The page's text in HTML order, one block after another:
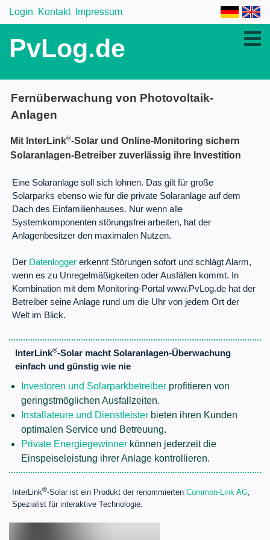
Login Kontakt Impressum
PvLog.de
Fernüberwachung von Photovoltaik-
Anlagen
Mit InterLink®-Solar und Online-Monitoring sichern
Solaranlagen-Betreiber zuverlässig ihre Investition
Eine Solaranlage soll sich lohnen. Das gilt für große
Solarparks ebenso wie für die private Solaranlage auf dem
Dach des Einfamilienhauses. Nur wenn alle
Systemkomponenten störungsfrei arbeiten, hat der
Anlagenbesitzer den maximalen Nutzen.
Der Datenlogger erkennt Störungen sofort und schlägt Alarm,
wenn es zu Unregelmäßigkeiten oder Ausfällen kommt. In
Kombination mit dem Monitoring-Portal www.PvLog.de hat der
Betreiber seine Anlage rund um die Uhr von jedem Ort der
Welt im Blick.
InterLink®-Solar macht Solaranlagen-Überwachung
einfach und günstig wie nie
Investoren und Solarparkbetreiber profitieren von
geringstmöglichen Ausfallzeiten.
Installateure und Dienstleister bieten ihren Kunden
optimalen Service und Betreuung.
Private Energiegewinner können jederzeit die
Einspeiseleistung ihrer Anlage kontrollieren.
InterLink®-Solar ist ein Produkt der renommierten Common-Link AG,
Spezialist für interaktive Technologie.